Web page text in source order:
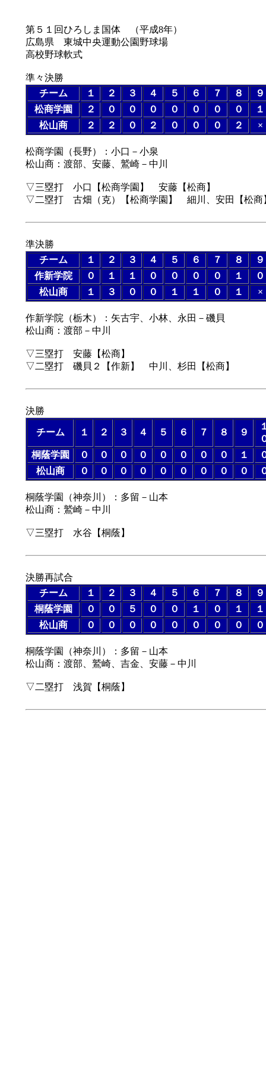
第５１回ひろしま国体 （平成8年）
広島県 東城中央運動公園野球場
高校野球軟式
準々決勝
チーム
１ ２ ３ ４ ５ ６ ７ ８
９
松商学園
２ ０ ０ ０ ０ ０ ０ ０
１
松山商
２ ２ ０ ２ ０ ０ ０ ２ ×
松商学園（長野）：小口－小泉
松山商：渡部、安藤、鷲崎－中川
▽三塁打 小口【松商学園】 安藤【松商】
▽二塁打 古畑（克）【松商学園】 細川、安田【松商
準決勝
チーム
１ ２ ３ ４ ５ ６ ７ ８
９
作新学院
０ １ １ ０ ０ ０ ０ １
０
松山商
１ ３ ０ ０ １ １ ０ １ ×
作新学院（栃木）：矢古宇、小林、永田－磯貝
松山商：渡部－中川
▽三塁打 安藤【松商】
▽二塁打 磯貝２【作新】 中川、杉田【松商】
決勝
チーム １ ２ ３ ４ ５ ６ ７ ８ ９
桐蔭学園
０ ０ ０ ０ ０ ０ ０ ０ １
松山商
０ ０ ０ ０ ０ ０ ０ ０ ０
桐蔭学園（神奈川）：多留－山本
松山商：鷲崎－中川
▽三塁打 水谷【桐蔭】
決勝再試合
チーム
１ ２ ３ ４ ５ ６ ７ ８
９
桐蔭学園
０ ０ ５ ０ ０ １ ０ １
１
松山商
０ ０ ０ ０ ０ ０ ０ ０ ０
桐蔭学園（神奈川）：多留－山本
松山商：渡部、鷲崎、吉金、安藤－中川
▽二塁打 浅賀【桐蔭】